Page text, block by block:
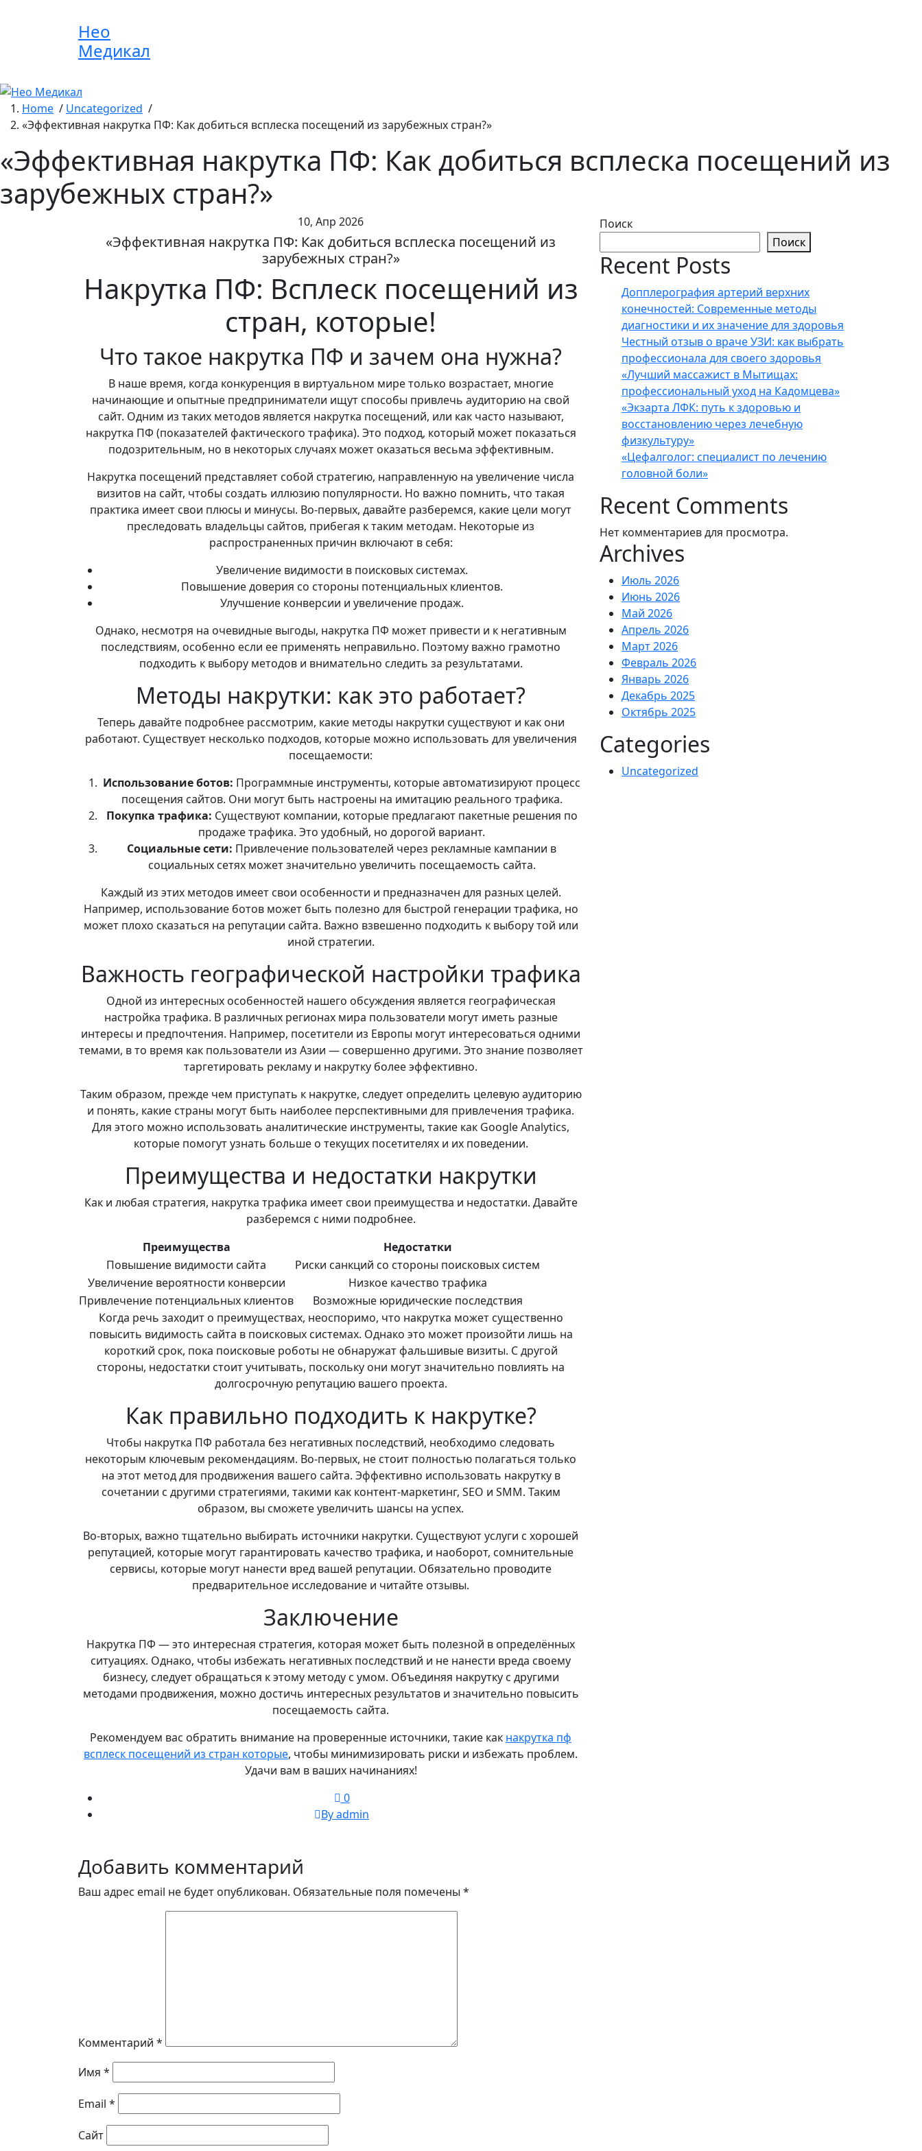
Нео
Медикал
Home / Uncategorized /
«Эффективная накрутка ПФ: Как добиться всплеска посещений из зарубежных стран?»
«Эффективная накрутка ПФ: Как добиться всплеска посещений из
зарубежных стран?»
10, Апр 2026
«Эффективная накрутка ПФ: Как добиться всплеска посещений из
зарубежных стран?»
Накрутка ПФ: Всплеск посещений из
стран, которые!
Что такое накрутка ПФ и зачем она нужна?
В наше время, когда конкуренция в виртуальном мире только возрастает, многие
начинающие и опытные предприниматели ищут способы привлечь аудиторию на свой
сайт. Одним из таких методов является накрутка посещений, или как часто называют,
накрутка ПФ (показателей фактического трафика). Это подход, который может показаться
подозрительным, но в некоторых случаях может оказаться весьма эффективным.
Накрутка посещений представляет собой стратегию, направленную на увеличение числа
визитов на сайт, чтобы создать иллюзию популярности. Но важно помнить, что такая
практика имеет свои плюсы и минусы. Во-первых, давайте разберемся, какие цели могут
преследовать владельцы сайтов, прибегая к таким методам. Некоторые из
распространенных причин включают в себя:
Увеличение видимости в поисковых системах.
Повышение доверия со стороны потенциальных клиентов.
Улучшение конверсии и увеличение продаж.
Однако, несмотря на очевидные выгоды, накрутка ПФ может привести и к негативным
последствиям, особенно если ее применять неправильно. Поэтому важно грамотно
подходить к выбору методов и внимательно следить за результатами.
Методы накрутки: как это работает?
Теперь давайте подробнее рассмотрим, какие методы накрутки существуют и как они
работают. Существует несколько подходов, которые можно использовать для увеличения
посещаемости:
Использование ботов: Программные инструменты, которые автоматизируют процесс
посещения сайтов. Они могут быть настроены на имитацию реального трафика.
Покупка трафика: Существуют компании, которые предлагают пакетные решения по
продаже трафика. Это удобный, но дорогой вариант.
Социальные сети: Привлечение пользователей через рекламные кампании в
социальных сетях может значительно увеличить посещаемость сайта.
Каждый из этих методов имеет свои особенности и предназначен для разных целей.
Например, использование ботов может быть полезно для быстрой генерации трафика, но
может плохо сказаться на репутации сайта. Важно взвешенно подходить к выбору той или
иной стратегии.
Важность географической настройки трафика
Одной из интересных особенностей нашего обсуждения является географическая
настройка трафика. В различных регионах мира пользователи могут иметь разные
интересы и предпочтения. Например, посетители из Европы могут интересоваться одними
темами, в то время как пользователи из Азии — совершенно другими. Это знание позволяет
таргетировать рекламу и накрутку более эффективно.
Таким образом, прежде чем приступать к накрутке, следует определить целевую аудиторию
и понять, какие страны могут быть наиболее перспективными для привлечения трафика.
Для этого можно использовать аналитические инструменты, такие как Google Analytics,
которые помогут узнать больше о текущих посетителях и их поведении.
Преимущества и недостатки накрутки
Как и любая стратегия, накрутка трафика имеет свои преимущества и недостатки. Давайте
разберемся с ними подробнее.
Преимущества
Недостатки
Повышение видимости сайта
Риски санкций со стороны поисковых систем
Увеличение вероятности конверсии
Низкое качество трафика
Привлечение потенциальных клиентов
Возможные юридические последствия
Когда речь заходит о преимуществах, неоспоримо, что накрутка может существенно
повысить видимость сайта в поисковых системах. Однако это может произойти лишь на
короткий срок, пока поисковые роботы не обнаружат фальшивые визиты. С другой
стороны, недостатки стоит учитывать, поскольку они могут значительно повлиять на
долгосрочную репутацию вашего проекта.
Как правильно подходить к накрутке?
Чтобы накрутка ПФ работала без негативных последствий, необходимо следовать
некоторым ключевым рекомендациям. Во-первых, не стоит полностью полагаться только
на этот метод для продвижения вашего сайта. Эффективно использовать накрутку в
сочетании с другими стратегиями, такими как контент-маркетинг, SEO и SMM. Таким
образом, вы сможете увеличить шансы на успех.
Во-вторых, важно тщательно выбирать источники накрутки. Существуют услуги с хорошей
репутацией, которые могут гарантировать качество трафика, и наоборот, сомнительные
сервисы, которые могут нанести вред вашей репутации. Обязательно проводите
предварительное исследование и читайте отзывы.
Заключение
Накрутка ПФ — это интересная стратегия, которая может быть полезной в определённых
ситуациях. Однако, чтобы избежать негативных последствий и не нанести вреда своему
бизнесу, следует обращаться к этому методу с умом. Объединяя накрутку с другими
методами продвижения, можно достичь интересных результатов и значительно повысить
посещаемость сайта.
Рекомендуем вас обратить внимание на проверенные источники, такие как накрутка пф
всплеск посещений из стран которые, чтобы минимизировать риски и избежать проблем.
Удачи вам в ваших начинаниях!
0
By admin
Добавить комментарий
Ваш адрес email не будет опубликован. Обязательные поля помечены *
Комментарий *
Имя *
Email *
Сайт
Поиск
Поиск
Recent Posts
Допплерография артерий верхних
конечностей: Современные методы
диагностики и их значение для здоровья
Честный отзыв о враче УЗИ: как выбрать
профессионала для своего здоровья
«Лучший массажист в Мытищах:
профессиональный уход на Кадомцева»
«Экзарта ЛФК: путь к здоровью и
восстановлению через лечебную
физкультуру»
«Цефалголог: специалист по лечению
головной боли»
Recent Comments
Нет комментариев для просмотра.
Archives
Июль 2026
Июнь 2026
Май 2026
Апрель 2026
Март 2026
Февраль 2026
Январь 2026
Декабрь 2025
Октябрь 2025
Categories
Uncategorized